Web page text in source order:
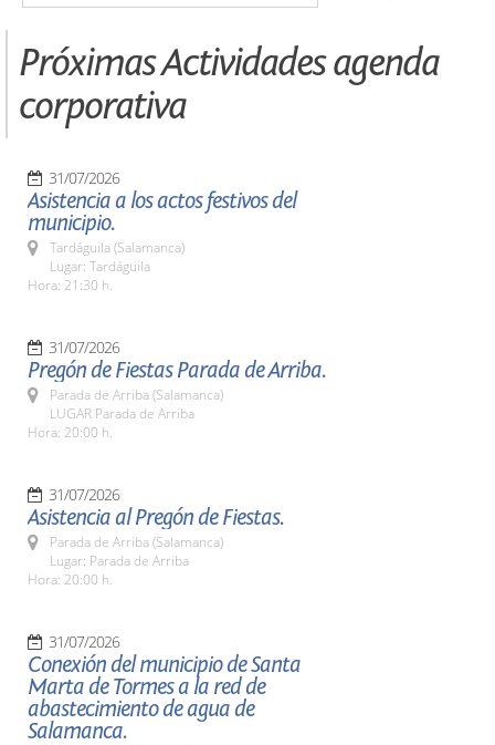
Próximas Actividades agenda
corporativa
31/07/2026
Asistencia a los actos festivos del
municipio.
Tardáguila (Salamanca)
Lugar: Tardáguila
Hora: 21:30 h.
31/07/2026
Pregón de Fiestas Parada de Arriba.
Parada de Arriba (Salamanca)
LUGAR Parada de Arriba
Hora: 20:00 h.
31/07/2026
Asistencia al Pregón de Fiestas.
Parada de Arriba (Salamanca)
Lugar: Parada de Arriba
Hora: 20:00 h.
31/07/2026
Conexión del municipio de Santa
Marta de Tormes a la red de
abastecimiento de agua de
Salamanca.